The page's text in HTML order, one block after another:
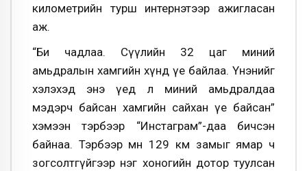
километрийн турш интернэтээр ажигласан
аж.
“Би чадлаа. Сүүлийн 32 цаг миний
амьдралын хамгийн хүнд үе байлаа. Үнэнийг
хэлэхэд энэ үед л миний амьдралдаа
мэдэрч байсан хамгийн сайхан үе байсан”
хэмээн тэрбээр “Инстаграм”-даа бичсэн
байнаа. Тэрбээр мөн 129 км замыг ямар ч
зогсолтгүйгээр нэг хоногийн дотор туулсан